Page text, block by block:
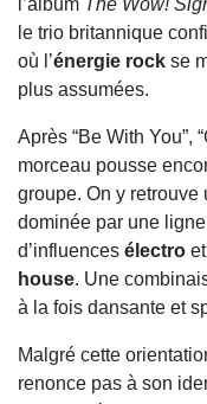
l’album The Wow!
le trio britannique
où l’énergie rock se
plus assumées.
Après “Be With You”,
morceau pousse
groupe. On y retrouve
dominée par une
d’influences électro
house. Une
à la fois dansante et
Malgré cette
renonce pas à son